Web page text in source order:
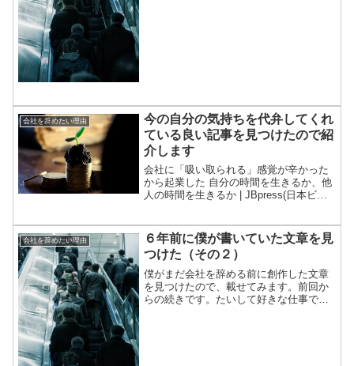
会社を辞めたい理由
今の自分の気持ちを代弁してくれ
ている良い記事を見つけたので紹
介します
会社に「吸い取られる」感覚が辛かった
から起業した 自分の時間を生きるか、他
人の時間を生きるか | JBpress(日本ビジ
ていなかったのでしょうね。平日は辛い
仕事を我...
会社を辞めたい理由
６年前に僕が書いていた文章を見
つけた（その２）
僕がまだ会社を辞める前に創作した文章
を見つけたので、載せてみます。前回か
らの続きです。たいして好きな仕事では